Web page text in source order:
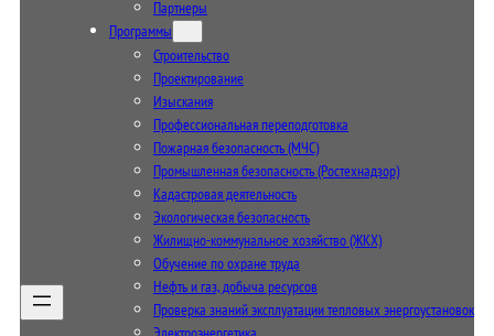
Партнеры
Программы
Строительство
Проектирование
Изыскания
Профессиональная переподготовка
Пожарная безопасность (МЧС)
Промышленная безопасность (Ростехнадзор)
Кадастровая деятельность
Экологическая безопасность
Жилищно-коммунальное хозяйство (ЖКХ)
Обучение по охране труда
Нефть и газ, добыча ресурсов
Проверка знаний эксплуатации тепловых энергоустановок